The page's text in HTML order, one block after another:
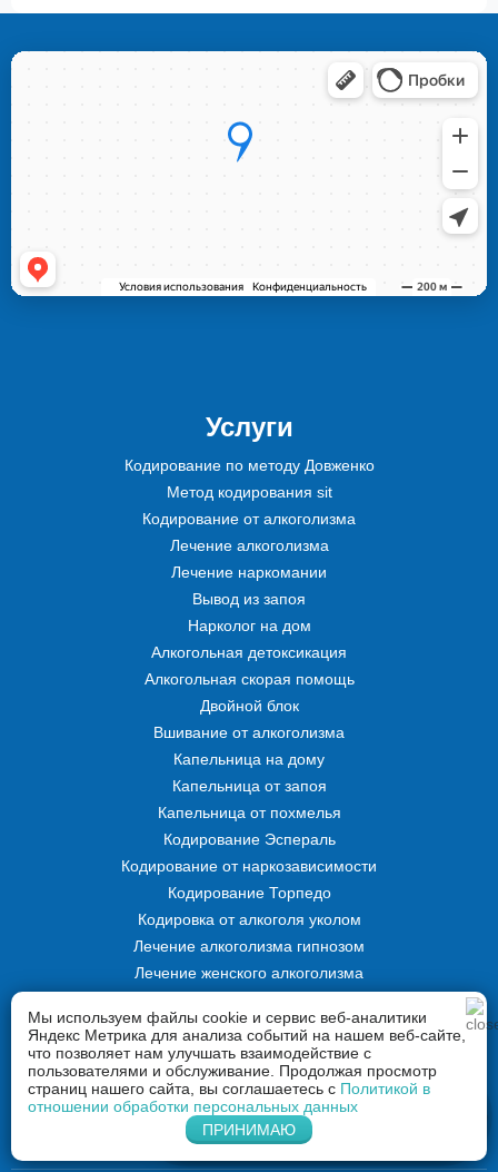
Услуги
Кодирование по методу Довженко
Метод кодирования sit
Кодирование от алкоголизма
Лечение алкоголизма
Лечение наркомании
Вывод из запоя
Нарколог на дом
Алкогольная детоксикация
Алкогольная скорая помощь
Двойной блок
Вшивание от алкоголизма
Капельница на дому
Капельница от запоя
Капельница от похмелья
Кодирование Эспераль
Кодирование от наркозависимости
Кодирование Торпедо
Кодировка от алкоголя уколом
Лечение алкоголизма гипнозом
Лечение женского алкоголизма
Принудительное лечение алкоголизма
Имплантация продетоксона от алкоголизма
Принудительное лечение наркомании
Программа «12 шагов»
Раскодировка от алкоголя
Мы используем файлы cookie и сервис веб-аналитики
Яндекс Метрика для анализа событий на нашем веб-сайте,
что позволяет нам улучшать взаимодействие с
пользователями и обслуживание. Продолжая просмотр
страниц нашего сайта, вы соглашаетесь с Политикой в
отношении обработки персональных данных
ПРИНИМАЮ
Напишите нам в Whatsapp